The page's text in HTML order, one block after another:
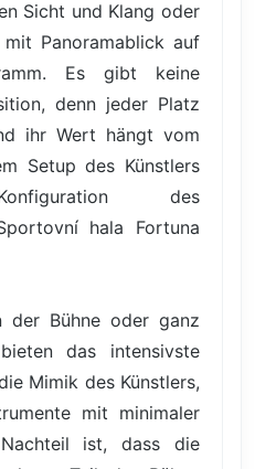
Sicht und Klang oder
Panoramablick auf
Es gibt keine
denn jeder Platz
ihr Wert hängt vom
Setup des Künstlers
des
hala Fortuna
der Bühne oder ganz
das intensivste
Mimik des Künstlers,
mit minimaler
ist, dass die